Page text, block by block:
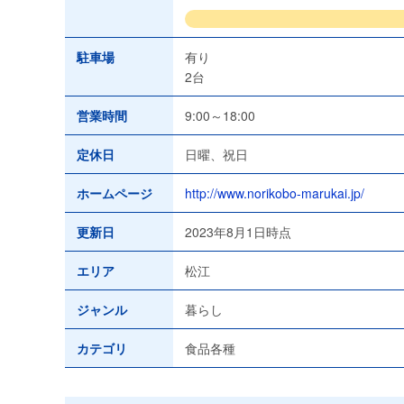
駐車場
有り
2台
営業時間 9:00～18:00
定休日 日曜、祝日
ホームページ http://www.norikobo-marukai.jp/
更新日 2023年8月1日時点
エリア 松江
ジャンル 暮らし
カテゴリ 食品各種